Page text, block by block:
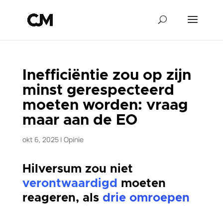
Inefficiëntie zou op zijn
minst gerespecteerd
moeten worden: vraag
maar aan de EO
okt 6, 2025| Opinie
Hilversum zou niet
verontwaardigd moeten
reageren, als drie omroepen